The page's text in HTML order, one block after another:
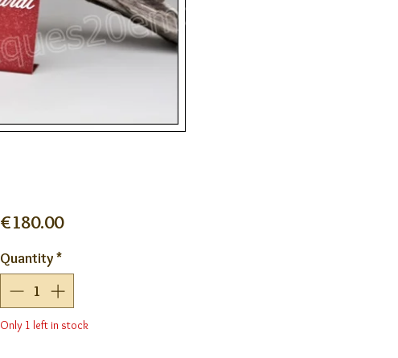
€180.00Price
Quantity*
Only 1 left in stock